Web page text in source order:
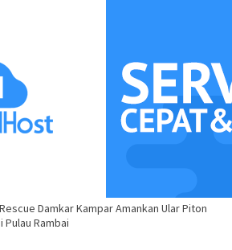
Damkar Kampar Amankan Ular Piton
Pulau Rambai